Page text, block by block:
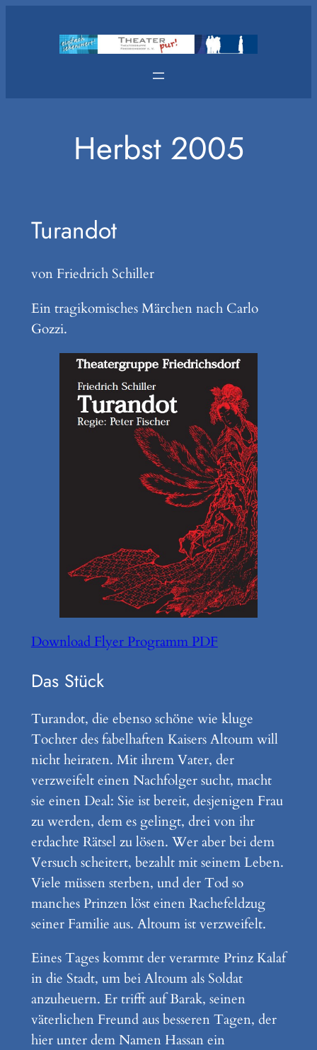
Herbst 2005
Turandot
von Friedrich Schiller
Ein tragikomisches Märchen nach Carlo
Gozzi.
Download Flyer Programm PDF
Das Stück
Turandot, die ebenso schöne wie kluge
Tochter des fabelhaften Kaisers Altoum will
nicht heiraten. Mit ihrem Vater, der
verzweifelt einen Nachfolger sucht, macht
sie einen Deal: Sie ist bereit, desjenigen Frau
zu werden, dem es gelingt, drei von ihr
erdachte Rätsel zu lösen. Wer aber bei dem
Versuch scheitert, bezahlt mit seinem Leben.
Viele müssen sterben, und der Tod so
manches Prinzen löst einen Rachefeldzug
seiner Familie aus. Altoum ist verzweifelt.
Eines Tages kommt der verarmte Prinz Kalaf
in die Stadt, um bei Altoum als Soldat
anzuheuern. Er trifft auf Barak, seinen
väterlichen Freund aus besseren Tagen, der
hier unter dem Namen Hassan ein